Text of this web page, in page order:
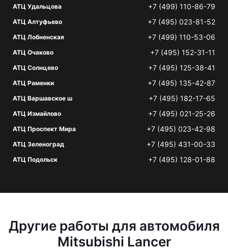
АТЦ Удальцова +7 (499) 110-86-79
АТЦ Алтуфьево +7 (495) 023-81-52
АТЦ Лобненская +7 (499) 110-53-06
АТЦ Очаково +7 (495) 152-31-11
АТЦ Солнцево +7 (495) 125-38-41
АТЦ Раменки +7 (495) 135-42-87
АТЦ Варшавское ш +7 (495) 182-17-65
АТЦ Измайлово +7 (495) 021-25-26
АТЦ Проспект Мира +7 (495) 023-42-98
АТЦ Зеленоград +7 (495) 431-00-33
АТЦ Подольск +7 (495) 128-01-88
Другие работы для автомобиля
Mitsubishi Lancer